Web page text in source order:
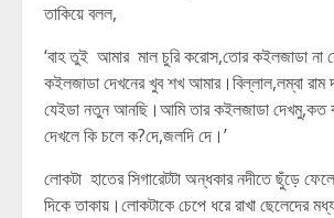
তাকিয়ে বলল,
‘বাহ তুই আমার মাল চুরি করোস,তোর কইলজাডা না
কইলজাডা দেখনের খুব শখ আমার।বিল্লাল,লম্বা রাম
যেইডা নতুন আনছি।আমি তার কইলজাডা দেখমু,কত
দেখলে কি চলে ক?দে,জলদি দে।’
লোকটা হাতের সিগারেটটা অন্ধকার নদীতে ছুঁড়ে
দিকে তাকায়।লোকটাকে চেপে ধরে রাখা ছেলেদের